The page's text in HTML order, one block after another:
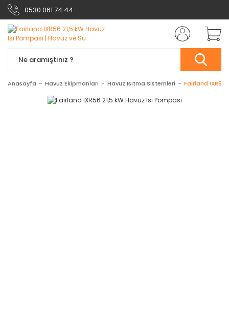
0530 061 74 44
Anasayfa Havuz Ekipmanları Havuz Isıtma Sistemleri Fairland IXR56